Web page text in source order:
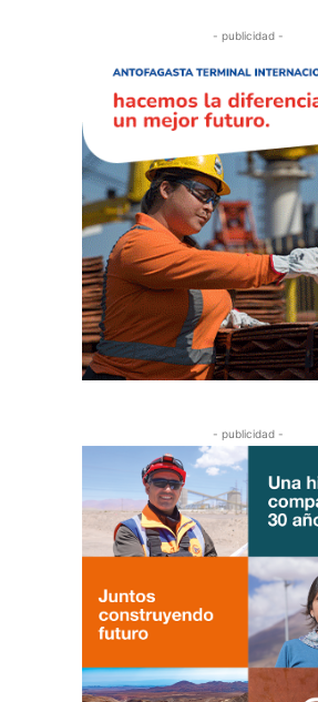
- publicidad -
- publicidad -